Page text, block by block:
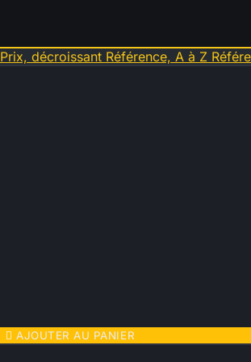
Prix, décroissant Référence, A à Z
 AJOUTER AU PANIER